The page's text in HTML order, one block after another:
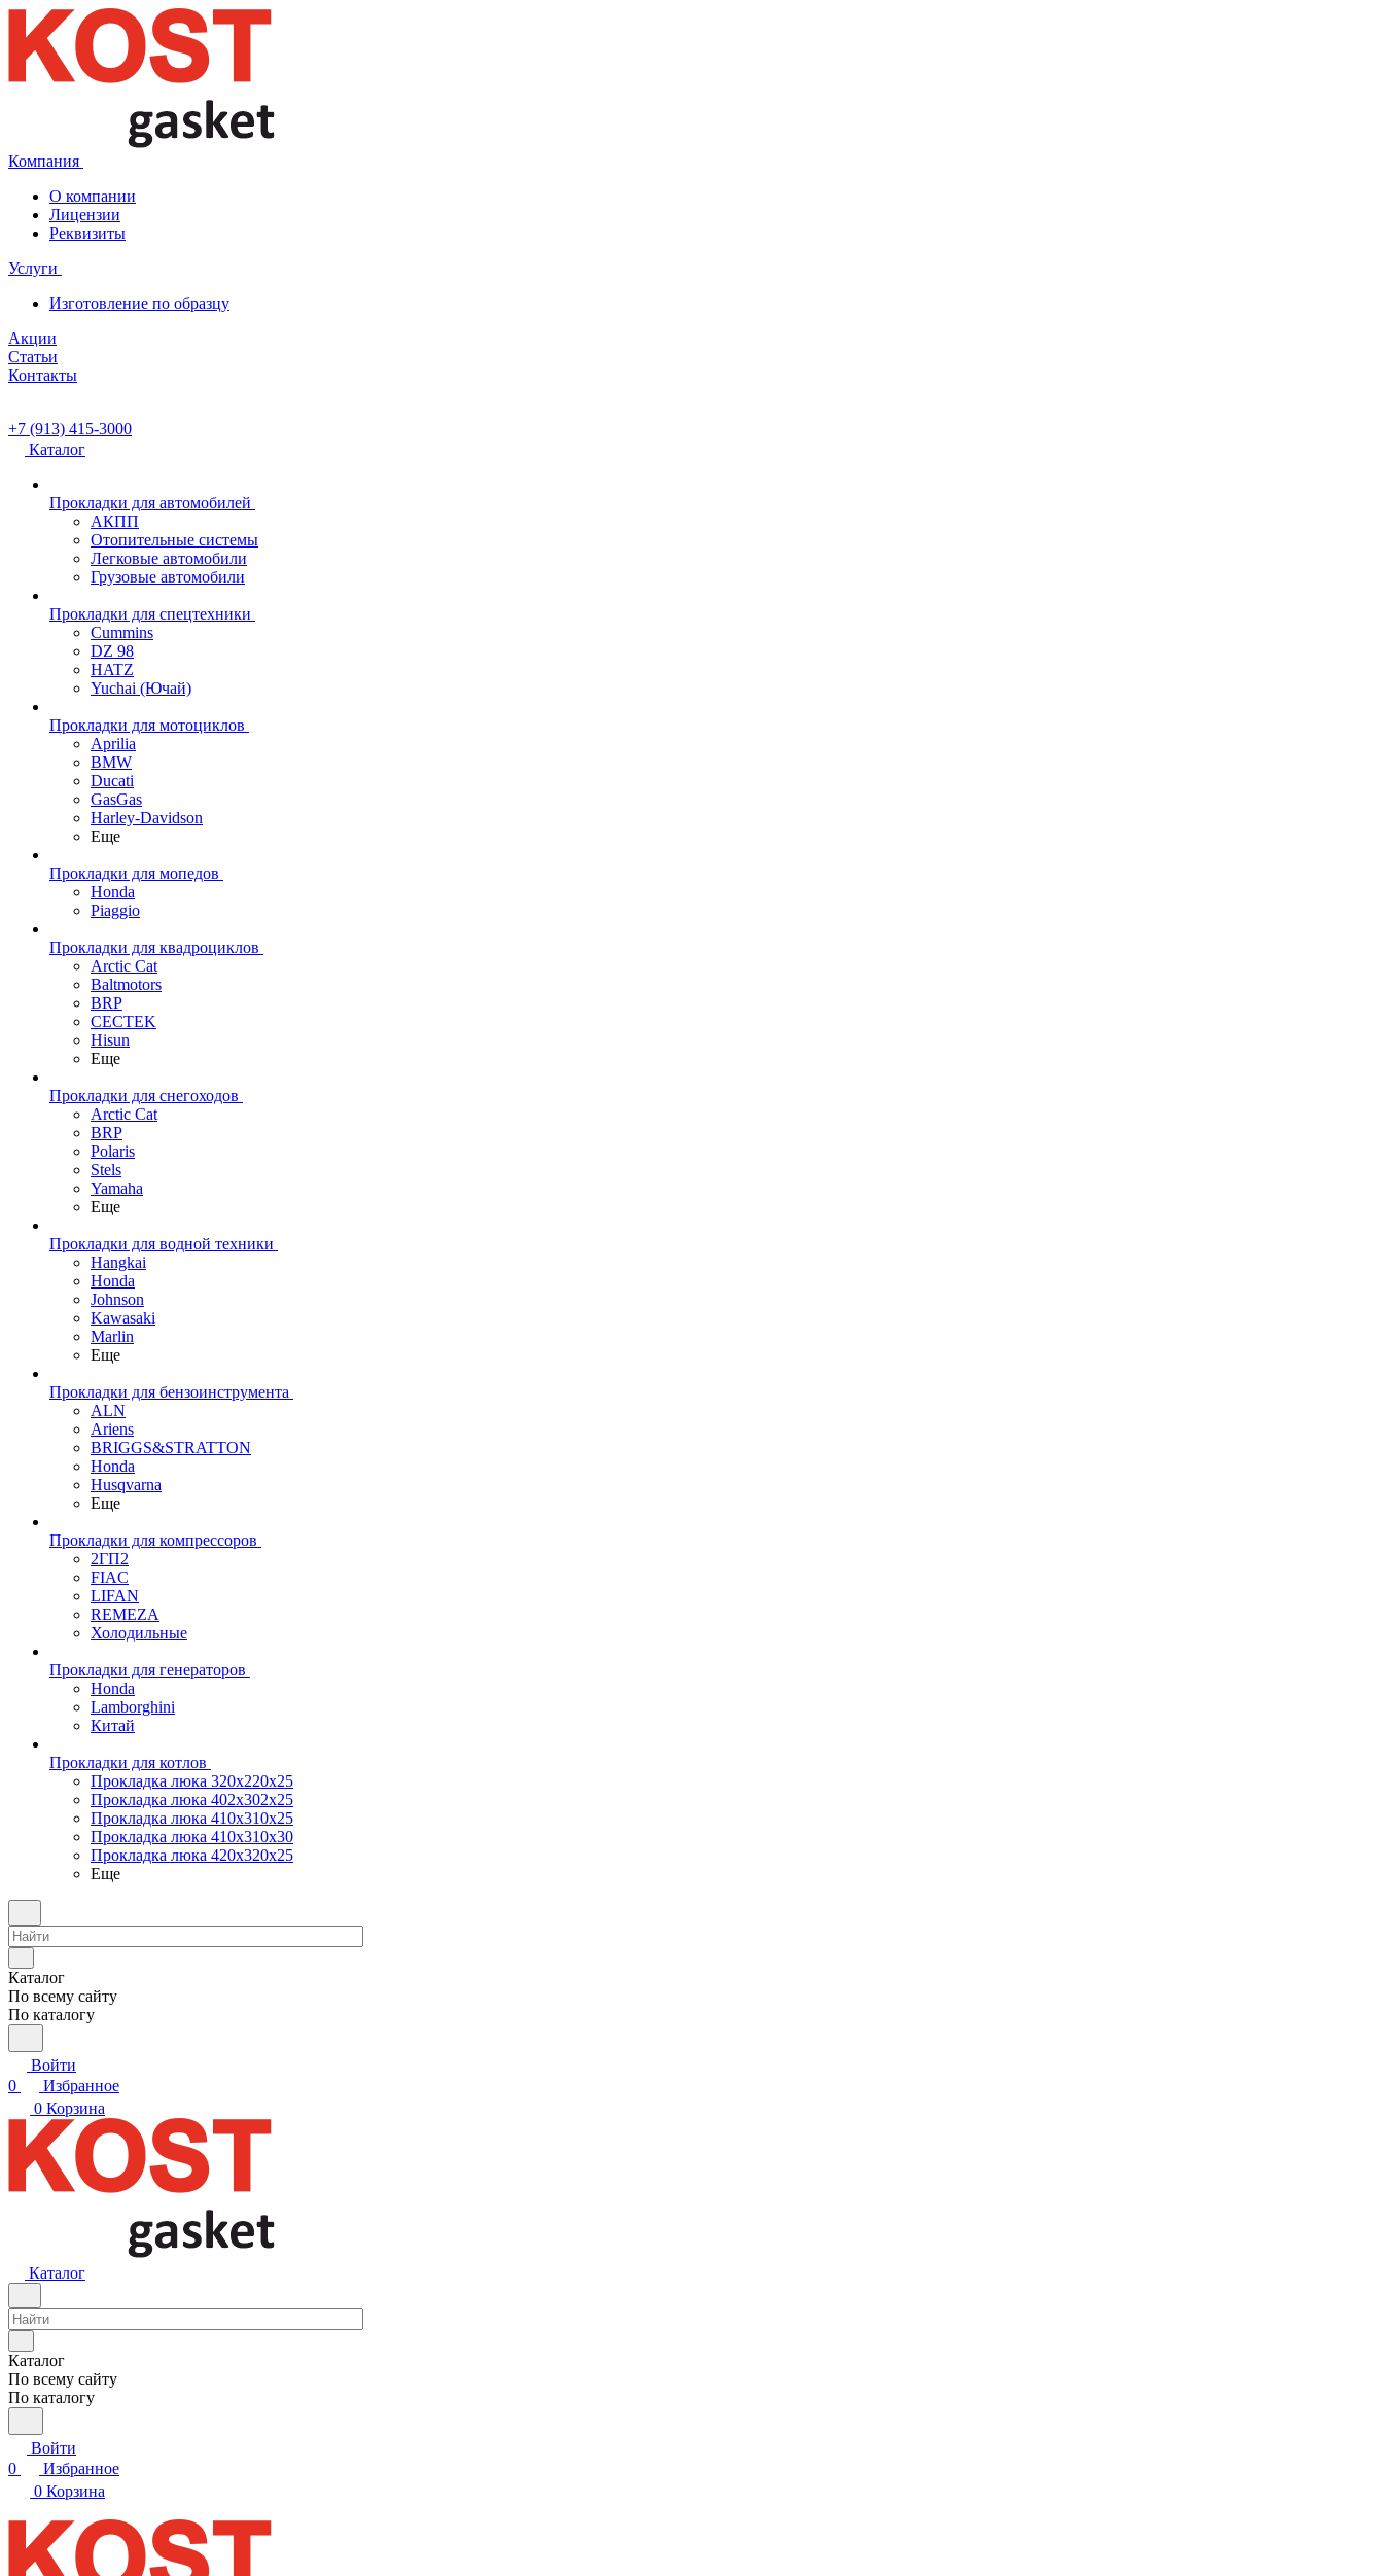
Компания
О компании
Лицензии
Реквизиты
Услуги
Изготовление по образцу
Акции
Статьи
Контакты
+7 (913) 415-3000
Каталог
Прокладки для автомобилей
АКПП
Отопительные системы
Легковые автомобили
Грузовые автомобили
Прокладки для спецтехники
Cummins
DZ 98
HATZ
Yuchai (Ючай)
Прокладки для мотоциклов
Aprilia
BMW
Ducati
GasGas
Harley-Davidson
Еще
Прокладки для мопедов
Honda
Piaggio
Прокладки для квадроциклов
Arctic Cat
Baltmotors
BRP
CECTEK
Hisun
Еще
Прокладки для снегоходов
Arctic Cat
BRP
Polaris
Stels
Yamaha
Еще
Прокладки для водной техники
Hangkai
Honda
Johnson
Kawasaki
Marlin
Еще
Прокладки для бензоинструмента
ALN
Ariens
BRIGGS&STRATTON
Honda
Husqvarna
Еще
Прокладки для компрессоров
2ГП2
FIAC
LIFAN
REMEZA
Холодильные
Прокладки для генераторов
Honda
Lamborghini
Китай
Прокладки для котлов
Прокладка люка 320x220x25
Прокладка люка 402x302x25
Прокладка люка 410x310x25
Прокладка люка 410х310х30
Прокладка люка 420x320x25
Еще
Каталог
По всему сайту
По каталогу
Войти
0
Избранное
0 Корзина
Каталог
Каталог
По всему сайту
По каталогу
Войти
0
Избранное
0 Корзина